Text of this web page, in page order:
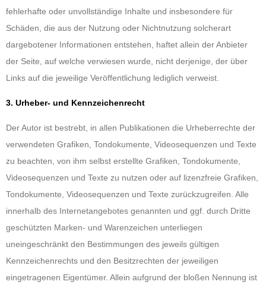
fehlerhafte oder unvollständige Inhalte und insbesondere für
Schäden, die aus der Nutzung oder Nichtnutzung solcherart
dargebotener Informationen entstehen, haftet allein der Anbieter
der Seite, auf welche verwiesen wurde, nicht derjenige, der über
Links auf die jeweilige Veröffentlichung lediglich verweist.
3. Urheber- und Kennzeichenrecht
Der Autor ist bestrebt, in allen Publikationen die Urheberrechte der
verwendeten Grafiken, Tondokumente, Videosequenzen und Texte
zu beachten, von ihm selbst erstellte Grafiken, Tondokumente,
Videosequenzen und Texte zu nutzen oder auf lizenzfreie Grafiken,
Tondokumente, Videosequenzen und Texte zurückzugreifen. Alle
innerhalb des Internetangebotes genannten und ggf. durch Dritte
geschützten Marken- und Warenzeichen unterliegen
uneingeschränkt den Bestimmungen des jeweils gültigen
Kennzeichenrechts und den Besitzrechten der jeweiligen
eingetragenen Eigentümer. Allein aufgrund der bloßen Nennung ist